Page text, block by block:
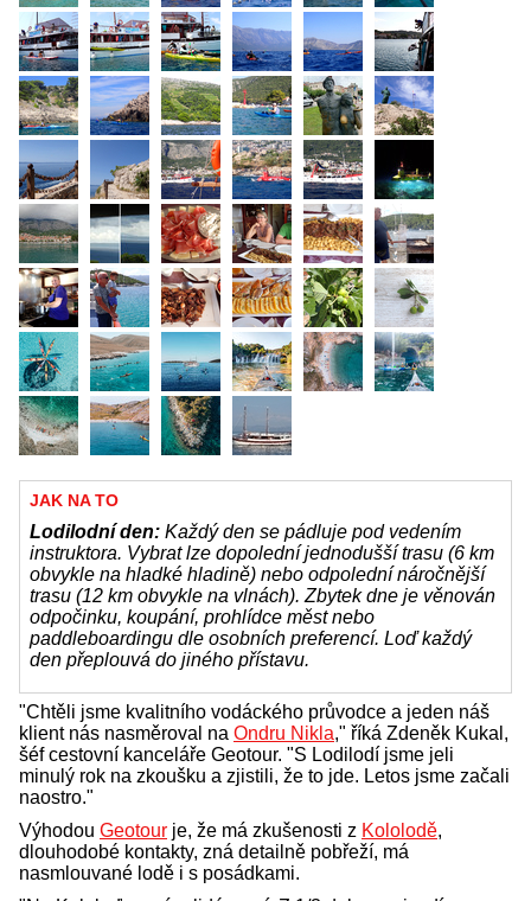
JAK NA TO
Lodilodní den: Každý den se pádluje pod vedením
instruktora. Vybrat lze dopolední jednodušší trasu (6 km
obvykle na hladké hladině) nebo odpolední náročnější
trasu (12 km obvykle na vlnách). Zbytek dne je věnován
odpočinku, koupání, prohlídce měst nebo
paddleboardingu dle osobních preferencí. Loď každý
den přeplouvá do jiného přístavu.
"Chtěli jsme kvalitního vodáckého průvodce a jeden náš
klient nás nasměroval na Ondru Nikla," říká Zdeněk Kukal,
šéf cestovní kanceláře Geotour. "S Lodilodí jsme jeli
minulý rok na zkoušku a zjistili, že to jde. Letos jsme začali
naostro."
Výhodou Geotour je, že má zkušenosti z Kololodě,
dlouhodobé kontakty, zná detailně pobřeží, má
nasmlouvané lodě i s posádkami.